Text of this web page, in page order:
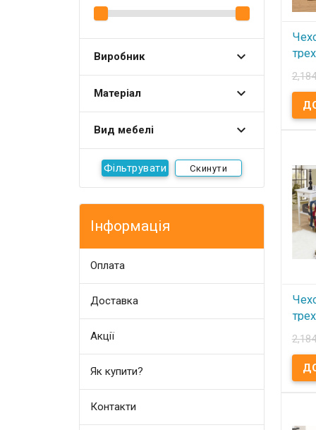
Виробник
Матеріал
Вид мебелі
Скинути
Інформація
Оплата
Доставка
Акції
Як купити?
Контакти
В
В